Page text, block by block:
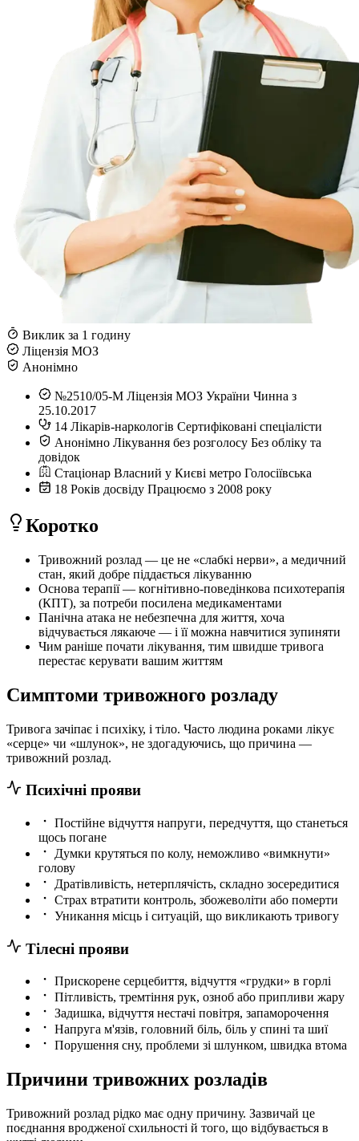
Виклик за 1 годину
Ліцензія МОЗ
Анонімно
№2510/05-М Ліцензія МОЗ України Чинна з
25.10.2017
14 Лікарів-наркологів Сертифіковані спеціалісти
Анонімно Лікування без розголосу Без обліку та
довідок
Стаціонар Власний у Києві метро Голосіївська
18 Років досвіду Працюємо з 2008 року
Коротко
Тривожний розлад — це не «слабкі нерви», а медичний
стан, який добре піддається лікуванню
Основа терапії — когнітивно-поведінкова психотерапія
(КПТ), за потреби посилена медикаментами
Панічна атака не небезпечна для життя, хоча
відчувається лякаюче — і її можна навчитися зупиняти
Чим раніше почати лікування, тим швидше тривога
перестає керувати вашим життям
Симптоми тривожного розладу
Тривога зачіпає і психіку, і тіло. Часто людина роками лікує
«серце» чи «шлунок», не здогадуючись, що причина —
тривожний розлад.
Психічні прояви
Постійне відчуття напруги, передчуття, що станеться
щось погане
Думки крутяться по колу, неможливо «вимкнути»
голову
Дратівливість, нетерплячість, складно зосередитися
Страх втратити контроль, збожеволіти або померти
Уникання місць і ситуацій, що викликають тривогу
Тілесні прояви
Прискорене серцебиття, відчуття «грудки» в горлі
Пітливість, тремтіння рук, озноб або припливи жару
Задишка, відчуття нестачі повітря, запаморочення
Напруга м'язів, головний біль, біль у спині та шиї
Порушення сну, проблеми зі шлунком, швидка втома
Причини тривожних розладів
Тривожний розлад рідко має одну причину. Зазвичай це
поєднання вродженої схильності й того, що відбувається в